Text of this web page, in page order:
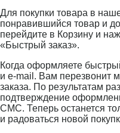
Для покупки товара в
понравившийся товар и
перейдите в Корзину и
«Быстрый заказ».
Когда оформляете
и e-mail. Вам перезвонит
заказа. По результатам
подтверждение
СМС. Теперь останется
и радоваться новой